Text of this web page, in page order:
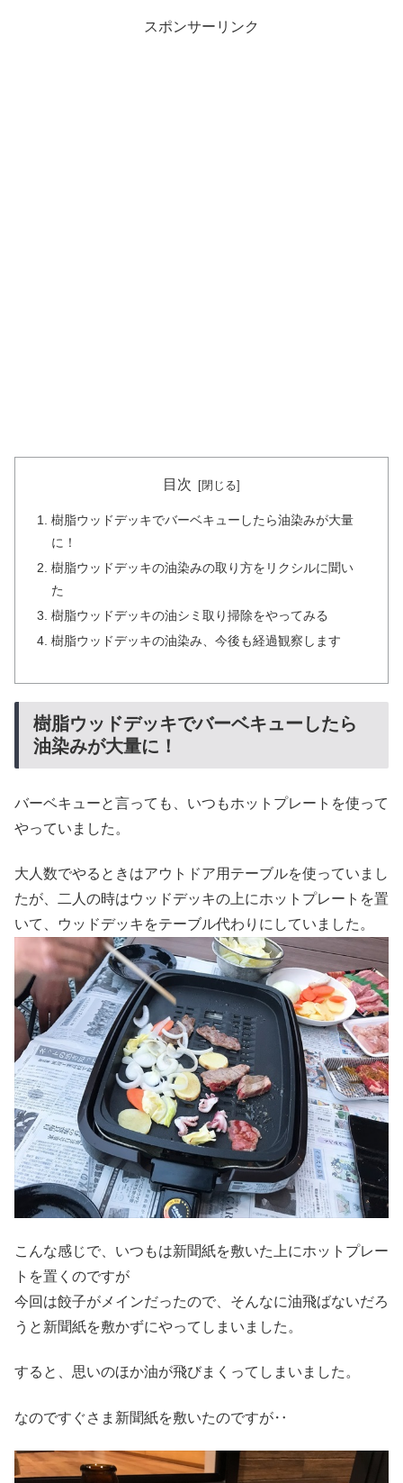
スポンサーリンク
目次
樹脂ウッドデッキでバーベキューしたら油染みが大量
に！
樹脂ウッドデッキの油染みの取り方をリクシルに聞い
た
樹脂ウッドデッキの油シミ取り掃除をやってみる
樹脂ウッドデッキの油染み、今後も経過観察します
樹脂ウッドデッキでバーベキューしたら
油染みが大量に！
バーベキューと言っても、いつもホットプレートを使って
やっていました。
大人数でやるときはアウトドア用テーブルを使っていまし
たが、二人の時はウッドデッキの上にホットプレートを置
いて、ウッドデッキをテーブル代わりにしていました。
こんな感じで、いつもは新聞紙を敷いた上にホットプレー
トを置くのですが
今回は餃子がメインだったので、そんなに油飛ばないだろ
うと新聞紙を敷かずにやってしまいました。
すると、思いのほか油が飛びまくってしまいました。
なのですぐさま新聞紙を敷いたのですが‥